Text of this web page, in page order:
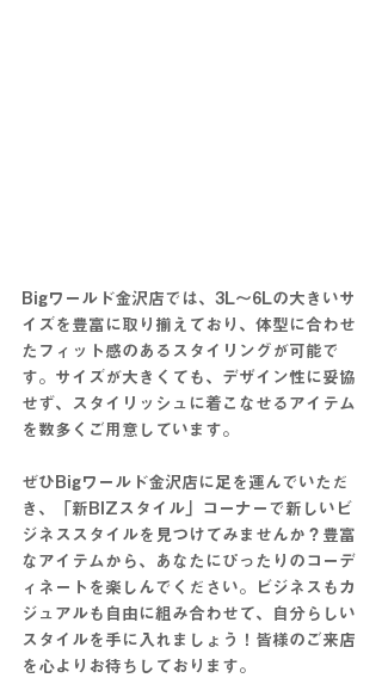
Bigワールド金沢店では、3L〜6Lの大きいサ
イズを豊富に取り揃えており、体型に合わせ
たフィット感のあるスタイリングが可能で
す。サイズが大きくても、デザイン性に妥協
せず、スタイリッシュに着こなせるアイテム
を数多くご用意しています。
ぜひBigワールド金沢店に足を運んでいただ
き、「新BIZスタイル」コーナーで新しいビ
ジネススタイルを見つけてみませんか？豊富
なアイテムから、あなたにぴったりのコーデ
ィネートを楽しんでください。ビジネスもカ
ジュアルも自由に組み合わせて、自分らしい
スタイルを手に入れましょう！皆様のご来店
を心よりお待ちしております。